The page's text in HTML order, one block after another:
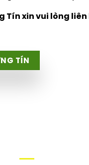
Tín xin vui lòng liên
TÍN